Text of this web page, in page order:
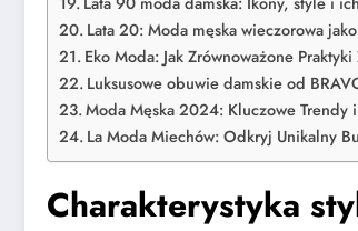
Lata 20: Moda męska wieczorowa
Eko Moda: Jak Zrównoważone
Luksusowe obuwie damskie od
Moda Męska 2024: Kluczowe Trendy
La Moda Miechów: Odkryj Unikalny
Charakterystyka